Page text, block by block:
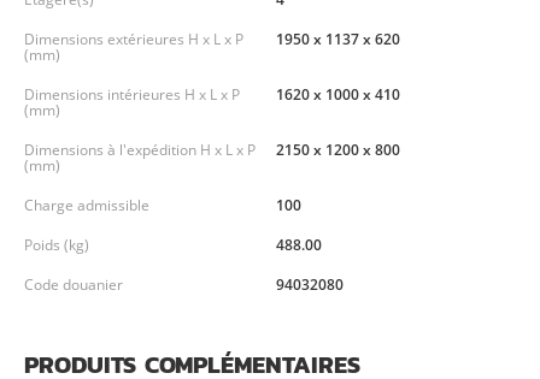
Dimensions extérieures H x L x P
(mm)
1950 x 1137 x 620
Dimensions intérieures H x L x P
(mm)
1620 x 1000 x 410
Dimensions à l'expédition H x L x P
(mm)
2150 x 1200 x 800
Charge admissible
100
Poids (kg)
488.00
Code douanier
94032080
PRODUITS COMPLÉMENTAIRES